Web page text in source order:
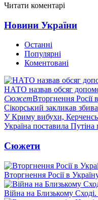
Читати коментарі
Новини України
Останні
Популярні
Коментовані
НАТО назвав обсяг
СюжетВторгнення Росії
Сікорський закликав
У Криму вибухи,
Україна поставила
Сюжети
Вторгнення Росії в
Війна на Близькому